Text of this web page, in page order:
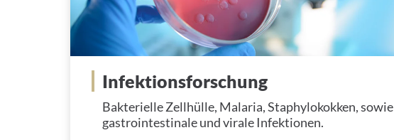
Infektionsforschung
Bakterielle Zellhülle, Malaria, Staphylokokken, sowie
gastrointestinale und virale Infektionen.